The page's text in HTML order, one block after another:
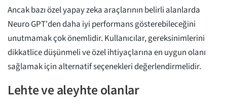
Ancak bazı özel yapay zeka araçlarının belirli alanlarda
Neuro GPT'den daha iyi performans gösterebileceğini
unutmamak çok önemlidir. Kullanıcılar, gereksinimlerini
dikkatlice düşünmeli ve özel ihtiyaçlarına en uygun olanı
sağlamak için alternatif seçenekleri değerlendirmelidir.
Lehte ve aleyhte olanlar